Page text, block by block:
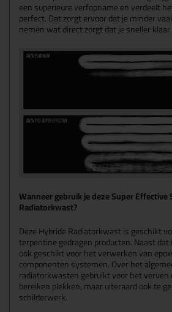
een superieure verfopname en verdeelt
perfect. Dat zorgt ervoor dat je minder
nemen wat direct zorgt dat je sneller
Wanneer gebruik je deze Super Effective
Radiatorkwast?
Deze Hybride Radiatorkwast is geschikt
terpentine gedragen producten. Naast
ook geschikt voor het verwerken van
componenten systemen. Over het
radiatorkwasten gebruikt voor het verven
bereiken plekken, maar uiteraard ook te
schilderwerk.